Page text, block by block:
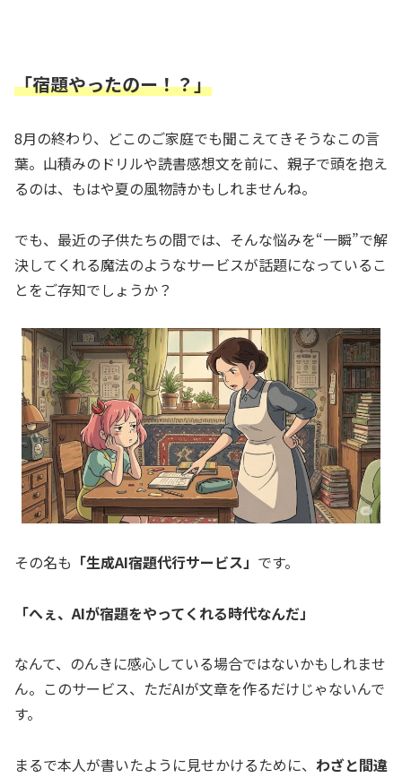
「宿題やったのー！？」
8月の終わり、どこのご家庭でも聞こえてきそうなこの言
葉。山積みのドリルや読書感想文を前に、親子で頭を抱え
るのは、もはや夏の風物詩かもしれませんね。
でも、最近の子供たちの間では、そんな悩みを“一瞬”で解
決してくれる魔法のようなサービスが話題になっているこ
とをご存知でしょうか？
その名も 「生成AI宿題代行サービス」 です。
「へぇ、AIが宿題をやってくれる時代なんだ」
なんて、のんきに感心している場合ではないかもしれませ
ん。このサービス、ただAIが文章を作るだけじゃないんで
す。
まるで本人が書いたように見せかけるために、 わざと間違